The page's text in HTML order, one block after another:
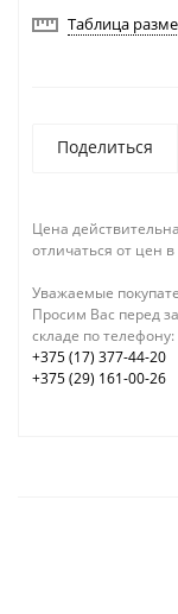
Таблица
Поделиться
Цена
отличаться от цен
Уважаемые
Просим Вас перед
складе по телефону:
+375 (17) 377-44-20
+375 (29) 161-00-26